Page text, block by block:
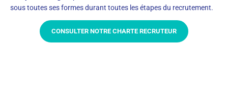
sous toutes ses formes durant toutes les étapes du recrutement.
CONSULTER NOTRE CHARTE RECRUTEUR